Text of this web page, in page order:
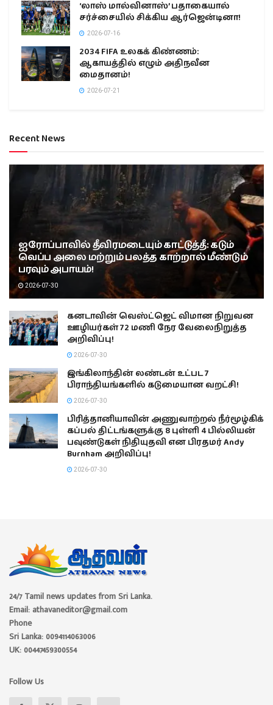
‘லாஸ் மால்வினாஸ்’ பதாகையால்
சர்ச்சையில் சிக்கிய ஆர்ஜென்டினா!
2026-07-16
2034 FIFA உலகக் கிண்ணம்:
ஆகாயத்தில் எழும் அதிநவீன
மைதானம்!
2026-07-21
Recent News
ஐரோப்பாவில் தீவிரமடையும் காட்டுத்தீ: கடும்
வெப்ப அலை மற்றும் பலத்த காற்றால் மீண்டும்
பரவும் அபாயம்!
2026-07-30
கனடாவின் வெஸ்ட்ஜெட் விமான நிறுவன
ஊழியர்கள் 72 மணி நேர வேலைநிறுத்த
அறிவிப்பு!
2026-07-30
இங்கிலாந்தின் லண்டன் உட்பட 7
பிராந்தியங்களில் கடுமையான வறட்சி!
2026-07-30
பிரித்தானியாவின் அணுவாற்றல் நீர்மூழ்கிக்
கப்பல் திட்டங்களுக்கு 8 புள்ளி 4 பில்லியன்
பவுண்டுகள் நிதியுதவி என பிரதமர் Andy
Burnham அறிவிப்பு!
2026-07-30
24/7 Tamil news updates from Sri Lanka.
Email: athavaneditor@gmail.com
Phone
Sri Lanka: 0094114063006
UK: 00447459300554
Follow Us